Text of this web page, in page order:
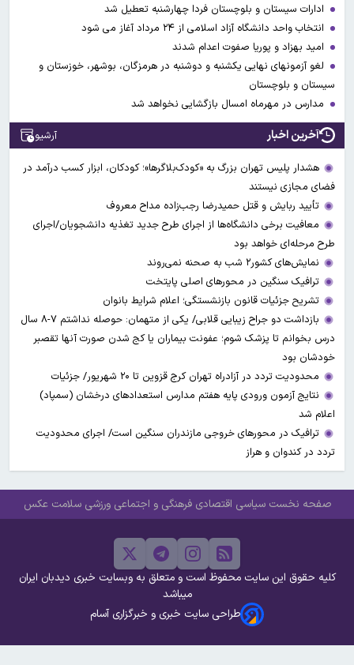
ادارات سیستان و بلوچستان فردا چهارشنبه تعطیل شد
انتخاب واحد دانشگاه آزاد اسلامی از ۲۴ مرداد آغاز می شود
امید بهزاد و پوریا صفوت اعدام شدند
لغو آزمونهای نهایی یکشنبه و دوشنبه در هرمزگان، بوشهر، خوزستان و
سیستان و بلوچستان
مدارس در مهرماه امسال بازگشایی نخواهد شد
آخرین اخبار آرشیو
هشدار پلیس تهران بزرگ به «کودک‌بلاگرها»؛ کودکان، ابزار کسب درآمد در
فضای مجازی نیستند
تأیید ربایش و قتل حمیدرضا رجب‌زاده مداح معروف
معافیت برخی دانشگاه‌ها از اجرای طرح جدید تغذیه دانشجویان/اجرای
طرح مرحله‌ای خواهد بود
نمایش‌های کشور٢ شب به صحنه نمی‌روند
ترافیک سنگین در محورهای اصلی پایتخت
تشریح جزئیات قانون بازنشستگی؛ اعلام شرایط بانوان
بازداشت دو جراح زیبایی قلابی/ یکی از متهمان: حوصله نداشتم ۷-۸ سال
درس بخوانم تا پزشک شوم؛ عفونت بیماران یا کج شدن صورت آنها تقصبر
خودشان بود
محدودیت تردد در آزادراه تهران کرج قزوین تا ۲۰ شهریور/ جزئیات
نتایج آزمون ورودی پایه هفتم مدارس استعدادهای درخشان (سمپاد)
اعلام شد
ترافیک در محورهای خروجی مازندران سنگین است/ اجرای محدودیت
تردد در کندوان و هراز
صفحه نخست سیاسی اقتصادی فرهنگی و اجتماعی ورزشی سلامت عکس
کلیه حقوق این سایت محفوظ است و متعلق به وبسایت خبری دیدبان ایران
میباشد
طراحی سایت خبری و خبرگزاری آسام